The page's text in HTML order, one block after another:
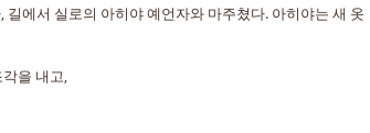
에서 실로의 아히야 예언자와 마주쳤다. 아히야는 새 옷
을 내고,